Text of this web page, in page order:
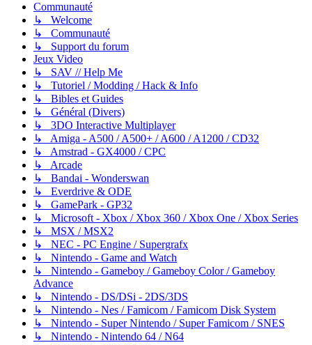
Communauté
↳ Welcome
↳ Communauté
↳ Support du forum
Jeux Video
↳ SAV // Help Me
↳ Tutoriel / Modding / Hack & Info
↳ Bibles et Guides
↳ Général (Divers)
↳ 3DO Interactive Multiplayer
↳ Amiga - A500 / A500+ / A600 / A1200 / CD32
↳ Amstrad - GX4000 / CPC
↳ Arcade
↳ Bandai - Wonderswan
↳ Everdrive & ODE
↳ GamePark - GP32
↳ Microsoft - Xbox / Xbox 360 / Xbox One / Xbox Series
↳ MSX / MSX2
↳ NEC - PC Engine / Supergrafx
↳ Nintendo - Game and Watch
↳ Nintendo - Gameboy / Gameboy Color / Gameboy
Advance
↳ Nintendo - DS/DSi - 2DS/3DS
↳ Nintendo - Nes / Famicom / Famicom Disk System
↳ Nintendo - Super Nintendo / Super Famicom / SNES
↳ Nintendo - Nintendo 64 / N64